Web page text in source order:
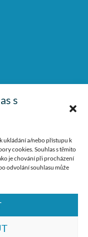
s
ukládání a/nebo přístupu k
cookies. Souhlas s těmito
je chování při procházení
odvolání souhlasu může